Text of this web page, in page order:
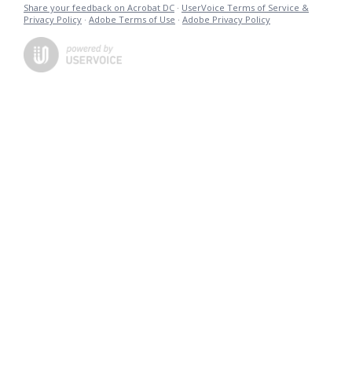
Share your feedback on Acrobat DC · UserVoice Terms of Service &
Privacy Policy · Adobe Terms of Use · Adobe Privacy Policy